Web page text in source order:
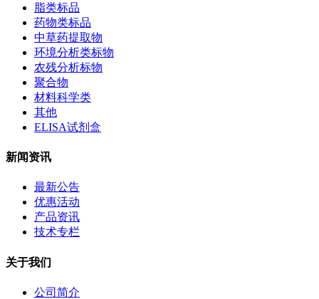
脂类标品
药物类标品
中草药提取物
环境分析类标物
农残分析标物
聚合物
材料科学类
其他
ELISA试剂盒
新闻资讯
最新公告
优惠活动
产品资讯
技术专栏
关于我们
公司简介